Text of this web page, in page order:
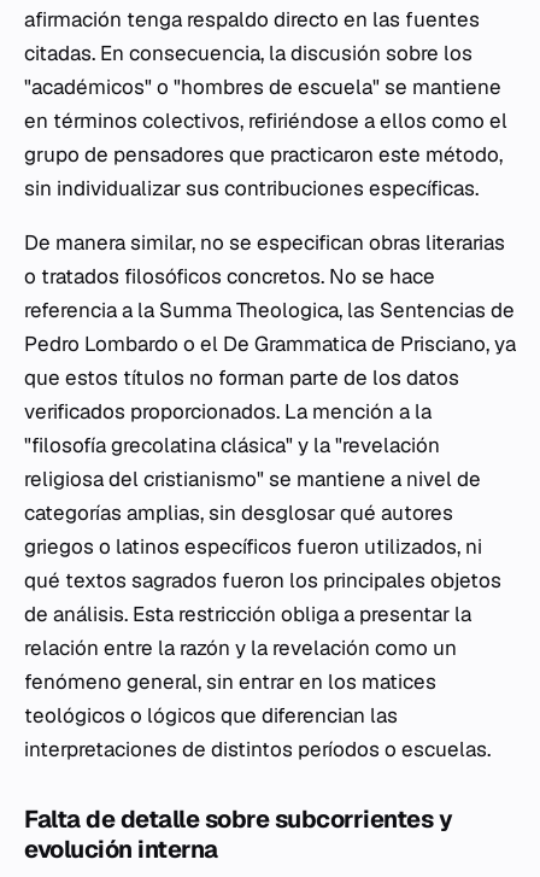
afirmación tenga respaldo directo en las fuentes
citadas. En consecuencia, la discusión sobre los
"académicos" o "hombres de escuela" se mantiene
en términos colectivos, refiriéndose a ellos como el
grupo de pensadores que practicaron este método,
sin individualizar sus contribuciones específicas.
De manera similar, no se especifican obras literarias
o tratados filosóficos concretos. No se hace
referencia a la Summa Theologica, las Sentencias de
Pedro Lombardo o el De Grammaticade Prisciano, ya
que estos títulos no forman parte de los datos
verificados proporcionados. La mención a la
"filosofía grecolatina clásica" y la "revelación
religiosa del cristianismo" se mantiene a nivel de
categorías amplias, sin desglosar qué autores
griegos o latinos específicos fueron utilizados, ni
qué textos sagrados fueron los principales objetos
de análisis. Esta restricción obliga a presentar la
relación entre la razón y la revelación como un
fenómeno general, sin entrar en los matices
teológicos o lógicos que diferencian las
interpretaciones de distintos períodos o escuelas.
Falta de detalle sobre subcorrientes y
evolución interna